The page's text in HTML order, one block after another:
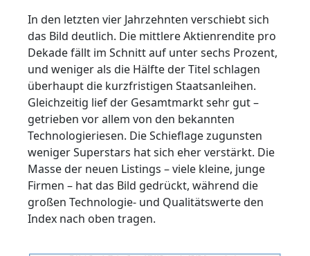
In den letzten vier Jahrzehnten verschiebt sich
das Bild deutlich. Die mittlere Aktienrendite pro
Dekade fällt im Schnitt auf unter sechs Prozent,
und weniger als die Hälfte der Titel schlagen
überhaupt die kurzfristigen Staatsanleihen.
Gleichzeitig lief der Gesamtmarkt sehr gut –
getrieben vor allem von den bekannten
Technologieriesen. Die Schieflage zugunsten
weniger Superstars hat sich eher verstärkt. Die
Masse der neuen Listings – viele kleine, junge
Firmen – hat das Bild gedrückt, während die
großen Technologie‑ und Qualitätswerte den
Index nach oben tragen.